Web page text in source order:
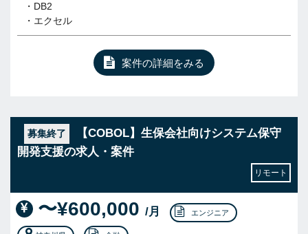
・DB2
・エクセル
案件の詳細をみる
募集終了
【COBOL】生保会社向けシステム保守
開発支援の求人・案件
リモート
〜¥600,000 /月 エンジニア